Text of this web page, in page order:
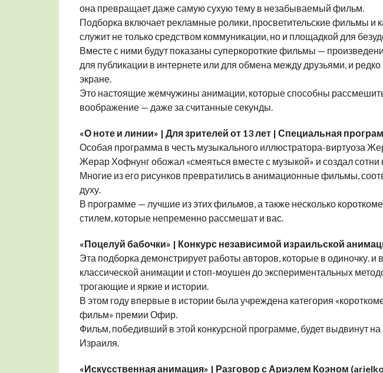
она превращает даже самую сухую тему в незабываемый фильм.
Подборка включает рекламные ролики, просветительские фильмы и
служит не только средством коммуникации, но и площадкой для
Вместе с ними будут показаны суперкороткие фильмы —
для публикации в интернете или для обмена между друзьями, и
экране.
Это настоящие жемчужины анимации, которые способны
воображение — даже за считанные секунды.
«О ноте и линии» | Для зрителей от 13 лет | Специальная
Особая программа в честь музыкального иллюстратора-виртуоза
Жерар Хофнунг обожал «смеяться вместе с музыкой» и создал
Многие из его рисунков превратились в анимационные фильмы,
духу.
В программе — лучшие из этих фильмов, а также несколько
стилем, которые непременно рассмешат и вас.
«Поцелуй бабочки» | Конкурс независимой израильской
Эта подборка демонстрирует работы авторов, которые в одиночку. и
классической анимации и стоп-моушен до экспериментальных
трогающие и яркие и истории.
В этом году впервые в истории была учреждена категория
фильм» премии Офир.
Фильм, победивший в этой конкурсной программе, будет выдвинут
Израиля.
«Искусственная анимация» | Разговор с Ариэлем Коэном